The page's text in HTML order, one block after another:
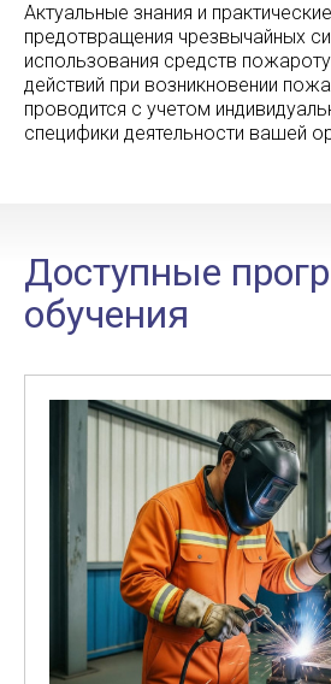
Актуальные знания и
предотвращения чрезвычайных
использования средств
действий при возникновении
проводится с учетом
специфики деятельности вашей
Доступные
обучения